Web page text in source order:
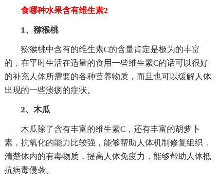
食哪种水果含有维生素2
1、猕猴桃
猕猴桃中含有的维生素C的含量肯定是极为的丰富
的，在平时生活在适量的食用一些维生素C的话可以很好
的补充人体所需要的各种营养物质，而且也可以缓解人体
出现的一些溃疡的症状。
2、木瓜
木瓜除了含有丰富的维生素C，还有丰富的胡萝卜
素，抗氧化的能力比较强，能够帮助人体机制修复组织，
清楚体内的有毒物质，提高人体免疫力，能够帮助人体抵
抗病毒侵袭。